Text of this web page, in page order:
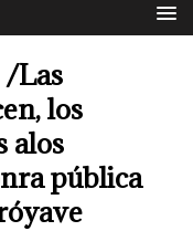
/Las
los
alos
pública